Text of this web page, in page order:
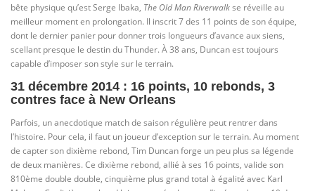
bête physique qu’est Serge Ibaka, The Old Man Riverwalkse réveille au
meilleur moment en prolongation. Il inscrit 7 des 11 points de son équipe,
dont le dernier panier pour donner trois longueurs d’avance aux siens,
scellant presque le destin du Thunder. À 38 ans, Duncan est toujours
capable d’imposer son style sur le terrain.
31 décembre 2014 : 16 points, 10 rebonds, 3
contres face à New Orleans
Parfois, un anecdotique match de saison régulière peut rentrer dans
l’histoire. Pour cela, il faut un joueur d’exception sur le terrain. Au moment
de capter son dixième rebond, Tim Duncan forge un peu plus sa légende
de deux manières. Ce dixième rebond, allié à ses 16 points, valide son
810ème double double, cinquième plus grand total à égalité avec Karl